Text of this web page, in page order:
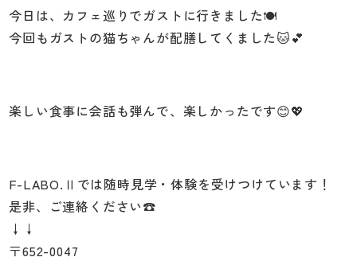
今日は、カフェ巡りでガストに行きました🍽️
今回もガストの猫ちゃんが配膳してくました🐱💕
楽しい食事に会話も弾んで、楽しかったです😊💖
F-LABO.Ⅱでは随時見学・体験を受けつけています！
是非、ご連絡ください☎
↓↓
〒652-0047